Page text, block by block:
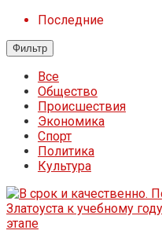
Последние
Фильтр
Все
Общество
Происшествия
Экономика
Спорт
Политика
Культура